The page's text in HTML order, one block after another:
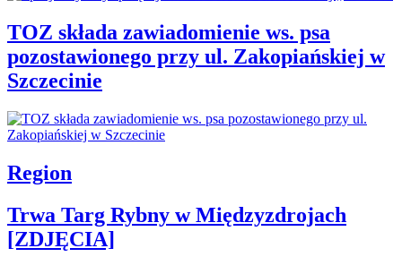
TOZ składa zawiadomienie ws. psa
pozostawionego przy ul. Zakopiańskiej w
Szczecinie
Region
Trwa Targ Rybny w Międzyzdrojach
[ZDJĘCIA]